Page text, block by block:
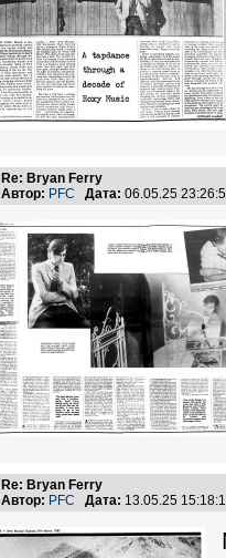
Re: Bryan Ferry
Автор: PFC Дата: 06.05.25
Re: Bryan Ferry
Автор: PFC Дата: 13.05.25